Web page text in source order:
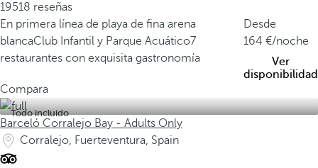
19518 reseñas
En primera línea de playa de fina arena
blancaClub Infantil y Parque Acuático7
restaurantes con exquisita gastronomía
Desde
164
/noche
Ver
disponibilidad
Compara
Todo incluido
Barceló Corralejo Bay - Adults Only
Corralejo, Fuerteventura, Spain